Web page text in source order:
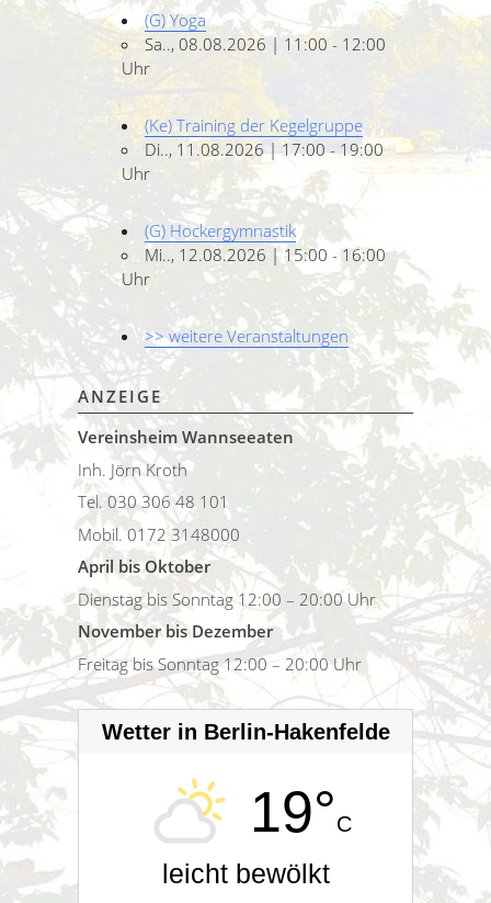
(G) Yoga
Sa.., 08.08.2026 | 11:00 - 12:00
Uhr
(Ke) Training der Kegelgruppe
Di.., 11.08.2026 | 17:00 - 19:00
Uhr
(G) Hockergymnastik
Mi.., 12.08.2026 | 15:00 - 16:00
Uhr
>> weitere Veranstaltungen
ANZEIGE
Vereinsheim Wannseeaten
Inh. Jörn Kroth
Tel. 030 306 48 101
Mobil. 0172 3148000
April bis Oktober
Dienstag bis Sonntag 12:00 – 20:00 Uhr
November bis Dezember
Freitag bis Sonntag 12:00 – 20:00 Uhr
Wetter in Berlin-Hakenfelde
19°C
leicht bewölkt